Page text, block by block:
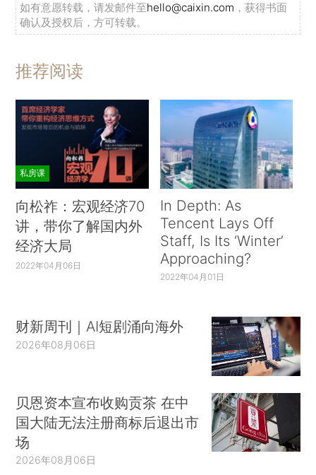
如有意愿转载，请发邮件至hello@caixin.com ，获得书面
确认及授权后，方可转载。
推荐阅读
私房课
向松祚：宏观经济70
讲，带你了解国内外
经济大局
2022年04月06日
In Depth: As
Tencent Lays Off
Staff, Is Its ‘Winter’
Approaching?
2022年04月01日
财新周刊｜AI短剧涌向海外
2026年08月06日
贝恩资本宣布收购贡茶 在中
国大陆无法注册商标后退出市
场
2026年08月06日